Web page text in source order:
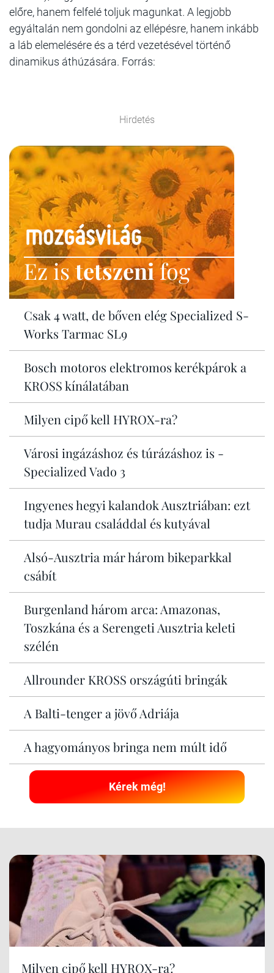
előre, hanem felfelé toljuk magunkat. A legjobb
egyáltalán nem gondolni az ellépésre, hanem inkább
a láb elemelésére és a térd vezetésével történő
dinamikus áthúzására. Forrás:
Hirdetés
Ez istetszenifog
Csak 4 watt, de bőven elég Specialized S-
Works Tarmac SL9
Bosch motoros elektromos kerékpárok a
KROSS kínálatában
Milyen cipő kell HYROX-ra?
Városi ingázáshoz és túrázáshoz is -
Specialized Vado 3
Ingyenes hegyi kalandok Ausztriában: ezt
tudja Murau családdal és kutyával
Alsó-Ausztria már három bikeparkkal
csábít
Burgenland három arca: Amazonas,
Toszkána és a Serengeti Ausztria keleti
szélén
Allrounder KROSS országúti bringák
A Balti-tenger a jövő Adriája
A hagyományos bringa nem múlt idő
Kérek még!
Milyen cipő kell HYROX-ra?